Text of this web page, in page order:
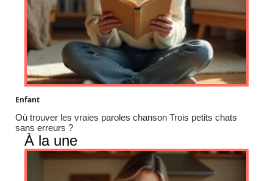
Enfant
Où trouver les vraies paroles chanson Trois petits chats
sans erreurs ?
À la une